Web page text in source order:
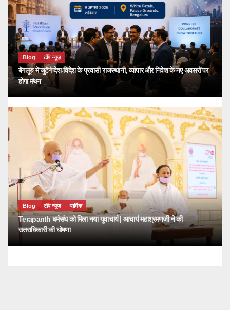
Blog टॉप न्यूज़
बेंगलूरु में जुटेंगे देश-विदेश के प्रवासी राजस्थानी, व्यापार और निवेश के नए अवसरों पर
होगा मंथन
Blog टॉप न्यूज़ धार्मिक
Terapanth धर्मसंघ को मिला नया युवाचार्य | आचार्य महाश्रमणजी ने की
उत्तराधिकारी की घोषणा